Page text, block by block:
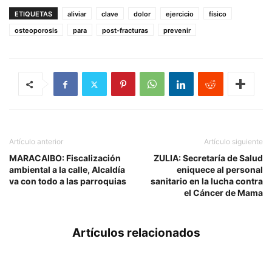
ETIQUETAS aliviar clave dolor ejercicio
físico
osteoporosis
para post-fracturas prevenir
Artículo anterior
MARACAIBO: Fiscalización
ambiental a la calle, Alcaldía
va con todo a las parroquias
Artículo siguiente
ZULIA: Secretaría de Salud
eniquece al personal
sanitario en la lucha contra
el Cáncer de Mama
Artículos relacionados